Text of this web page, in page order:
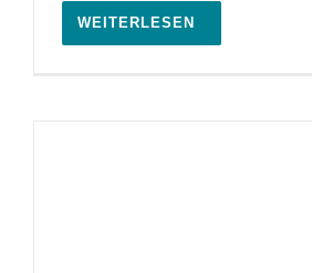
WEITERLESEN